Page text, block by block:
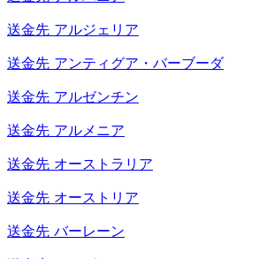
送金先 アルジェリア
送金先 アンティグア・バーブーダ
送金先 アルゼンチン
送金先 アルメニア
送金先 オーストラリア
送金先 オーストリア
送金先 バーレーン